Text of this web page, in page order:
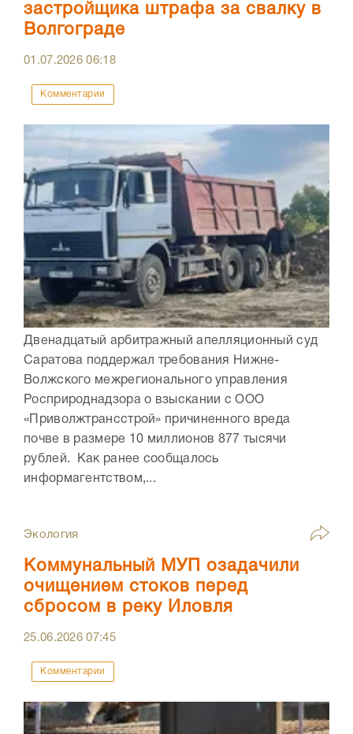
застройщика штрафа за свалку в
Волгограде
01.07.202606:18
Комментарии
Двенадцатый арбитражный апелляционный суд
Саратова поддержал требования Нижне-
Волжского межрегионального управления
Росприроднадзора о взыскании с ООО
«Приволжтрансстрой» причиненного вреда
почве в размере 10 миллионов 877 тысячи
рублей. Как ранее сообщалось
информагентством,...
Экология
Коммунальный МУП озадачили
очищением стоков перед
сбросом в реку Иловля
25.06.202607:45
Комментарии